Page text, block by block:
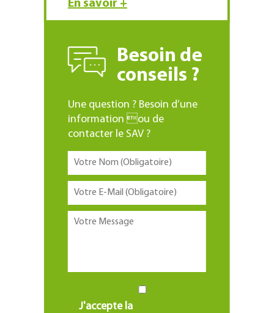
En savoir +
Besoin de
conseils ?
Une question ? Besoin d’une
information ou de
contacter le SAV ?
J'accepte la